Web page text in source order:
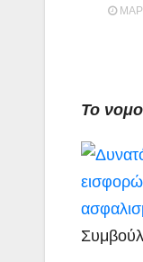
ΜΑΡ
Το